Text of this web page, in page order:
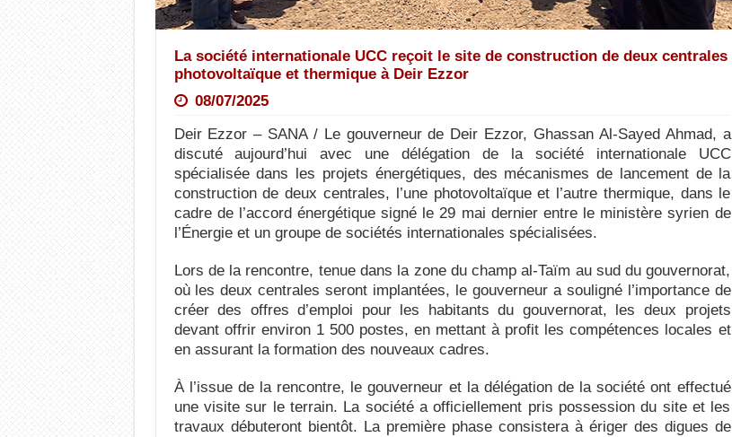
La société internationale UCC reçoit le site de construction de deux centrales
photovoltaïque et thermique à Deir Ezzor
08/07/2025
Deir Ezzor – SANA / Le gouverneur de Deir Ezzor, Ghassan Al-Sayed Ahmad, a
discuté aujourd’hui avec une délégation de la société internationale UCC
spécialisée dans les projets énergétiques, des mécanismes de lancement de la
construction de deux centrales, l’une photovoltaïque et l’autre thermique, dans le
cadre de l’accord énergétique signé le 29 mai dernier entre le ministère syrien de
l’Énergie et un groupe de sociétés internationales spécialisées.
Lors de la rencontre, tenue dans la zone du champ al-Taïm au sud du gouvernorat,
où les deux centrales seront implantées, le gouverneur a souligné l’importance de
créer des offres d’emploi pour les habitants du gouvernorat, les deux projets
devant offrir environ 1 500 postes, en mettant à profit les compétences locales et
en assurant la formation des nouveaux cadres.
À l’issue de la rencontre, le gouverneur et la délégation de la société ont effectué
une visite sur le terrain. La société a officiellement pris possession du site et les
travaux débuteront bientôt. La première phase consistera à ériger des digues de